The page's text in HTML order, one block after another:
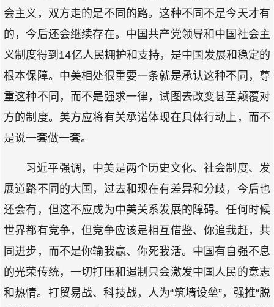
会主义，双方走的是不同的路。这种不同不是今天才有
的，今后还会继续存在。中国共产党领导和中国社会主
义制度得到14亿人民拥护和支持，是中国发展和稳定的
根本保障。中美相处很重要一条就是承认这种不同，尊
重这种不同，而不是强求一律，试图去改变甚至颠覆对
方的制度。美方应将有关承诺体现在具体行动上，而不
是说一套做一套。
习近平强调，中美是两个历史文化、社会制度、发
展道路不同的大国，过去和现在有差异和分歧，今后也
还会有，但这不应成为中美关系发展的障碍。任何时候
世界都有竞争，但竞争应该是相互借鉴、你追我赶，共
同进步，而不是你输我赢、你死我活。中国有自强不息
的光荣传统，一切打压和遏制只会激发中国人民的意志
和热情。打贸易战、科技战，人为“筑墙设垒”，强推“脱